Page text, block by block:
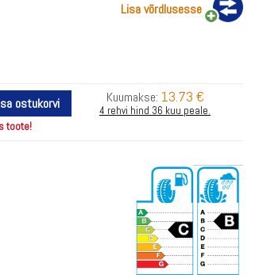
Lisa võrdlusesse
Kuumakse: 13.73 €
4 rehvi hind 36 kuu peale.
toote!